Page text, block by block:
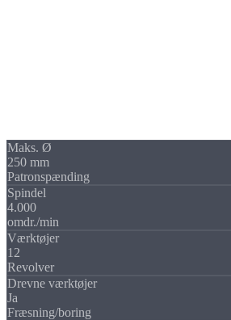
Maks. Ø
250 mm
Patronspænding
Spindel
4.000
omdr./min
Værktøjer
12
Revolver
Drevne værktøjer
Ja
Fræsning/boring